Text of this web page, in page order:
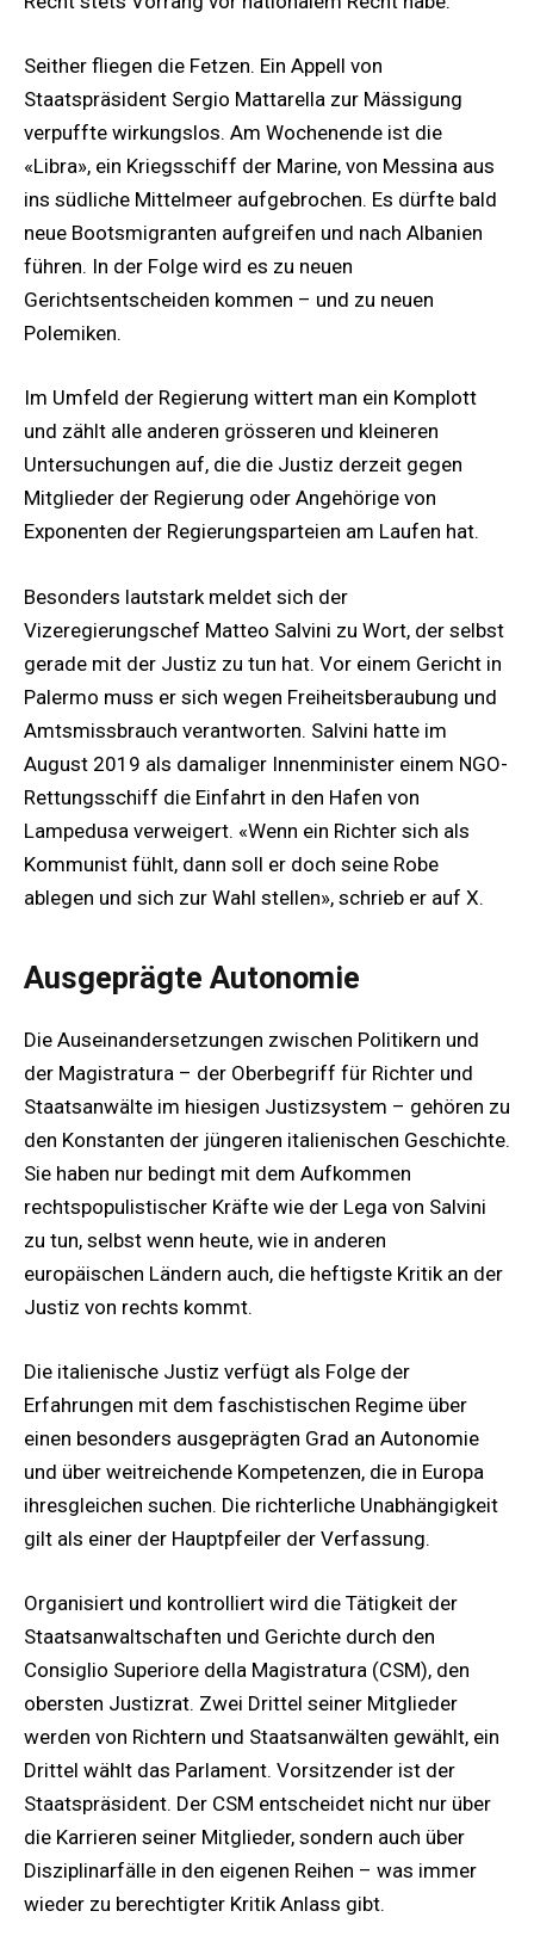
Seither fliegen die Fetzen. Ein Appell von
Staatspräsident Sergio Mattarella zur Mässigung
verpuffte wirkungslos. Am Wochenende ist die
«Libra», ein Kriegsschiff der Marine, von Messina aus
ins südliche Mittelmeer aufgebrochen. Es dürfte bald
neue Bootsmigranten aufgreifen und nach Albanien
führen. In der Folge wird es zu neuen
Gerichtsentscheiden kommen – und zu neuen
Polemiken.
Im Umfeld der Regierung wittert man ein Komplott
und zählt alle anderen grösseren und kleineren
Untersuchungen auf, die die Justiz derzeit gegen
Mitglieder der Regierung oder Angehörige von
Exponenten der Regierungsparteien am Laufen hat.
Besonders lautstark meldet sich der
Vizeregierungschef Matteo Salvini zu Wort, der selbst
gerade mit der Justiz zu tun hat. Vor einem Gericht in
Palermo muss er sich wegen Freiheitsberaubung und
Amtsmissbrauch verantworten. Salvini hatte im
August 2019 als damaliger Innenminister einem NGO-
Rettungsschiff die Einfahrt in den Hafen von
Lampedusa verweigert. «Wenn ein Richter sich als
Kommunist fühlt, dann soll er doch seine Robe
ablegen und sich zur Wahl stellen», schrieb er auf X.
Ausgeprägte Autonomie
Die Auseinandersetzungen zwischen Politikern und
der Magistratura – der Oberbegriff für Richter und
Staatsanwälte im hiesigen Justizsystem – gehören zu
den Konstanten der jüngeren italienischen Geschichte.
Sie haben nur bedingt mit dem Aufkommen
rechtspopulistischer Kräfte wie der Lega von Salvini
zu tun, selbst wenn heute, wie in anderen
europäischen Ländern auch, die heftigste Kritik an der
Justiz von rechts kommt.
Die italienische Justiz verfügt als Folge der
Erfahrungen mit dem faschistischen Regime über
einen besonders ausgeprägten Grad an Autonomie
und über weitreichende Kompetenzen, die in Europa
ihresgleichen suchen. Die richterliche Unabhängigkeit
gilt als einer der Hauptpfeiler der Verfassung.
Organisiert und kontrolliert wird die Tätigkeit der
Staatsanwaltschaften und Gerichte durch den
Consiglio Superiore della Magistratura (CSM), den
obersten Justizrat. Zwei Drittel seiner Mitglieder
werden von Richtern und Staatsanwälten gewählt, ein
Drittel wählt das Parlament. Vorsitzender ist der
Staatspräsident. Der CSM entscheidet nicht nur über
die Karrieren seiner Mitglieder, sondern auch über
Disziplinarfälle in den eigenen Reihen – was immer
wieder zu berechtigter Kritik Anlass gibt.